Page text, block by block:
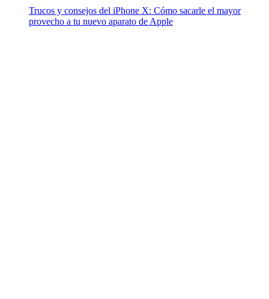
Trucos y consejos del iPhone X: Cómo sacarle el mayor
provecho a tu nuevo aparato de Apple